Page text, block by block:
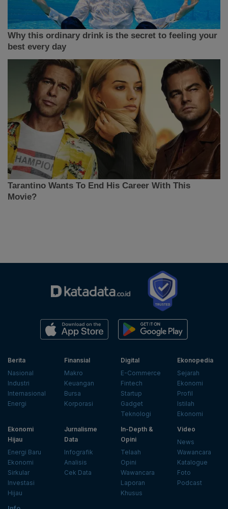
Berita
Nasional
Industri
Internasional
Energi
Finansial
Makro
Keuangan
Bursa
Korporasi
Digital
E-Commerce
Fintech
Startup
Gadget
Teknologi
Ekonopedia
Sejarah
Ekonomi
Profil
Istilah
Ekonomi
Ekonomi
Hijau
Energi Baru
Ekonomi
Sirkular
Investasi
Hijau
Jurnalisme
Data
Infografik
Analisis
Cek Data
In-Depth &
Opini
Telaah
Opini
Wawancara
Laporan
Khusus
Video
News
Wawancara
Katalogue
Foto
Podcast